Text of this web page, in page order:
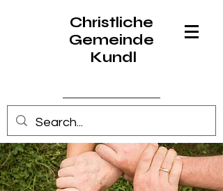
Christliche
Gemeinde
Kundl
Anmelden